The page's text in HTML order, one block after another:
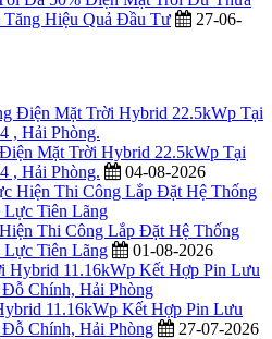
Hiệu Quả Đầu Tư
27-06-
Mặt Trời Hybrid 22.5kWp Tại
, Hải Phòng.
04-08-2026
Thi Công Lắp Đặt Hệ Thống
Tiên Lãng
01-08-2026
11.16kWp Kết Hợp Pin Lưu
Chính, Hải Phòng
27-07-2026